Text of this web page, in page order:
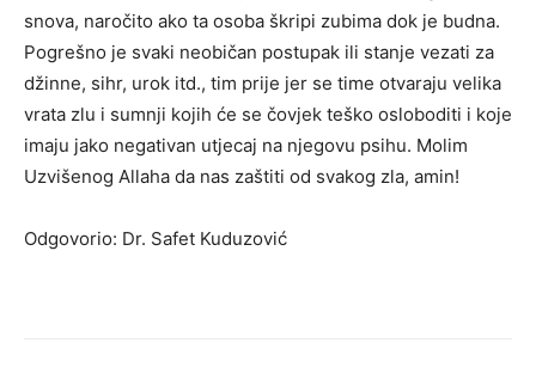
snova, naročito ako ta osoba škripi zubima dok je budna.
Pogrešno je svaki neobičan postupak ili stanje vezati za
džinne, sihr, urok itd., tim prije jer se time otvaraju velika
vrata zlu i sumnji kojih će se čovjek teško osloboditi i koje
imaju jako negativan utjecaj na njegovu psihu. Molim
Uzvišenog Allaha da nas zaštiti od svakog zla, amin!
Odgovorio: Dr. Safet Kuduzović